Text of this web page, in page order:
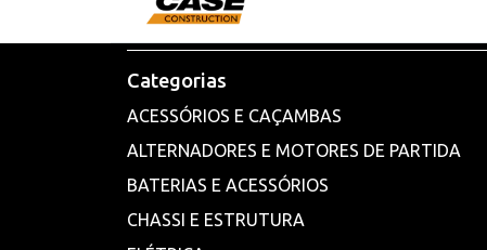
Categorias
ACESSÓRIOS E CAÇAMBAS
ALTERNADORES E MOTORES DE PARTIDA
BATERIAS E ACESSÓRIOS
CHASSI E ESTRUTURA